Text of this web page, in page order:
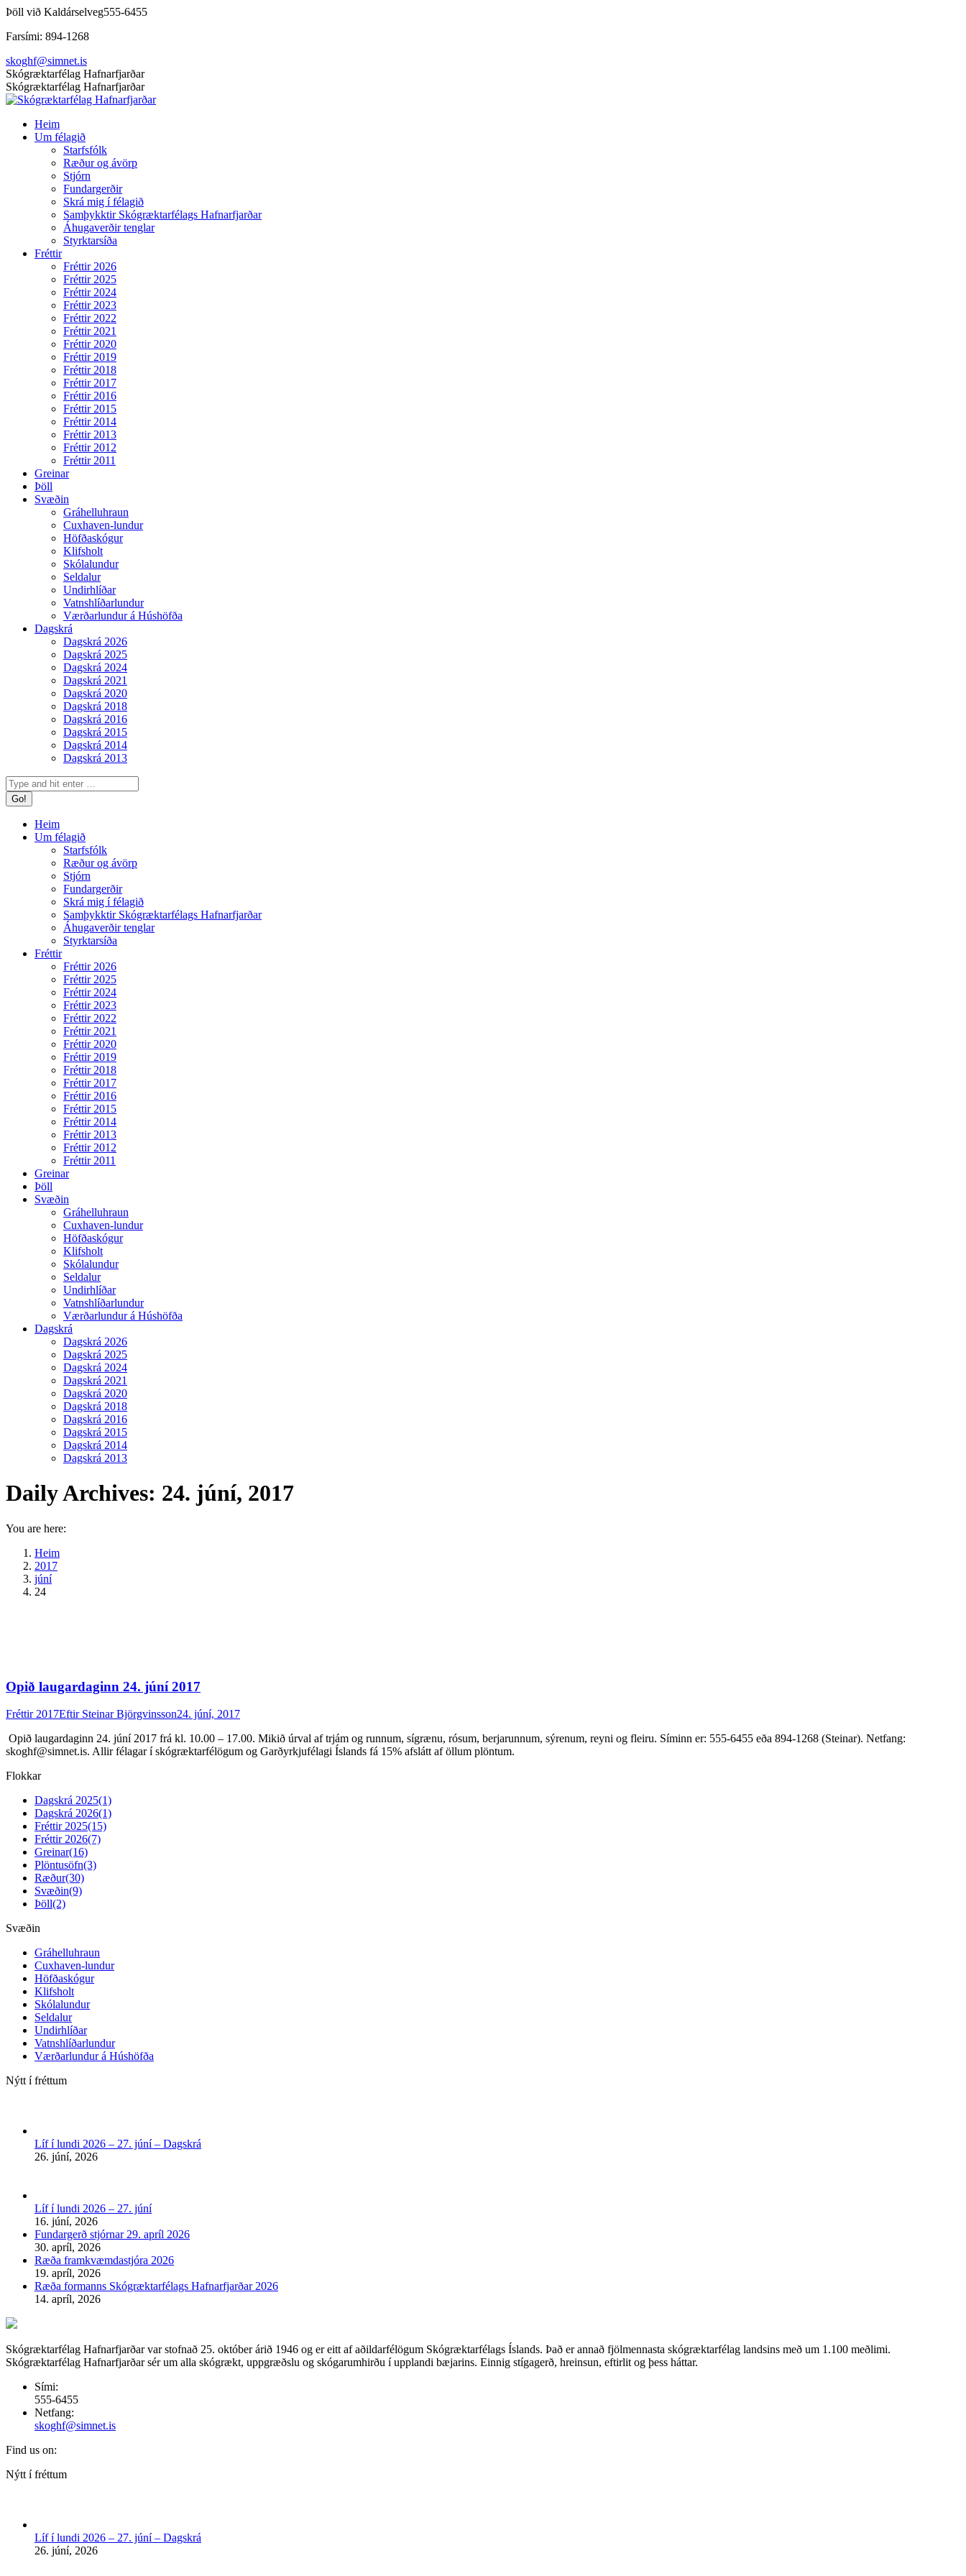
Skip
content
Þöll við Kaldárselveg555-6455
Farsími: 894-1268
skoghf@simnet.is
Facebook
page
opens
new
window
Skógræktarfélag Hafnarfjarðar
Skógræktarfélag Hafnarfjarðar
Heim
Um félagið
Starfsfólk
Ræður og ávörp
Stjórn
Fundargerðir
Skrá mig í félagið
Samþykktir Skógræktarfélags Hafnarfjarðar
Áhugaverðir tenglar
Styrktarsíða
Fréttir
Fréttir 2026
Fréttir 2025
Fréttir 2024
Fréttir 2023
Fréttir 2022
Fréttir 2021
Fréttir 2020
Fréttir 2019
Fréttir 2018
Fréttir 2017
Fréttir 2016
Fréttir 2015
Fréttir 2014
Fréttir 2013
Fréttir 2012
Fréttir 2011
Greinar
Þöll
Svæðin
Gráhelluhraun
Cuxhaven-lundur
Höfðaskógur
Klifsholt
Skólalundur
Seldalur
Undirhlíðar
Vatnshlíðarlundur
Værðarlundur á Húshöfða
Dagskrá
Dagskrá 2026
Dagskrá 2025
Dagskrá 2024
Dagskrá 2021
Dagskrá 2020
Dagskrá 2018
Dagskrá 2016
Dagskrá 2015
Dagskrá 2014
Dagskrá 2013
Search:
Heim
Um félagið
Starfsfólk
Ræður og ávörp
Stjórn
Fundargerðir
Skrá mig í félagið
Samþykktir Skógræktarfélags Hafnarfjarðar
Áhugaverðir tenglar
Styrktarsíða
Fréttir
Fréttir 2026
Fréttir 2025
Fréttir 2024
Fréttir 2023
Fréttir 2022
Fréttir 2021
Fréttir 2020
Fréttir 2019
Fréttir 2018
Fréttir 2017
Fréttir 2016
Fréttir 2015
Fréttir 2014
Fréttir 2013
Fréttir 2012
Fréttir 2011
Greinar
Þöll
Svæðin
Gráhelluhraun
Cuxhaven-lundur
Höfðaskógur
Klifsholt
Skólalundur
Seldalur
Undirhlíðar
Vatnshlíðarlundur
Værðarlundur á Húshöfða
Dagskrá
Dagskrá 2026
Dagskrá 2025
Dagskrá 2024
Dagskrá 2021
Dagskrá 2020
Dagskrá 2018
Dagskrá 2016
Dagskrá 2015
Dagskrá 2014
Dagskrá 2013
Daily Archives: 24. júní, 2017
You are here:
Heim
2017
júní
24
Opið laugardaginn 24. júní 2017
Fréttir 2017Eftir Steinar Björgvinsson24. júní, 2017
Opið laugardaginn 24. júní 2017 frá kl. 10.00 – 17.00. Mikið úrval af trjám og runnum, sígrænu, rósum, berjarunnum, sýrenum, reyni og fleiru. Síminn er: 555-6455 eða 894-1268 (Steinar). Netfang:
skoghf@simnet.is. Allir félagar í skógræktarfélögum og Garðyrkjufélagi Íslands fá 15% afslátt af öllum plöntum.
Flokkar
Dagskrá 2025(1)
Dagskrá 2026(1)
Fréttir 2025(15)
Fréttir 2026(7)
Greinar(16)
Plöntusöfn(3)
Ræður(30)
Svæðin(9)
Þöll(2)
Svæðin
Gráhelluhraun
Cuxhaven-lundur
Höfðaskógur
Klifsholt
Skólalundur
Seldalur
Undirhlíðar
Vatnshlíðarlundur
Værðarlundur á Húshöfða
Nýtt í fréttum
Líf í lundi 2026 – 27. júní – Dagskrá
26. júní, 2026
Líf í lundi 2026 – 27. júní
16. júní, 2026
Fundargerð stjórnar 29. apríl 2026
30. apríl, 2026
Ræða framkvæmdastjóra 2026
19. apríl, 2026
Ræða formanns Skógræktarfélags Hafnarfjarðar 2026
14. apríl, 2026
Skógræktarfélag Hafnarfjarðar var stofnað 25. október árið 1946 og er eitt af aðildarfélögum Skógræktarfélags Íslands. Það er annað fjölmennasta skógræktarfélag landsins með um 1.100 meðlimi.
Skógræktarfélag Hafnarfjarðar sér um alla skógrækt, uppgræðslu og skógarumhirðu í upplandi bæjarins. Einnig stígagerð, hreinsun, eftirlit og þess háttar.
Sími:
555-6455
Netfang:
skoghf@simnet.is
Find us on:
Facebook
new
window
Nýtt í fréttum
Líf í lundi 2026 – 27. júní – Dagskrá
26. júní, 2026